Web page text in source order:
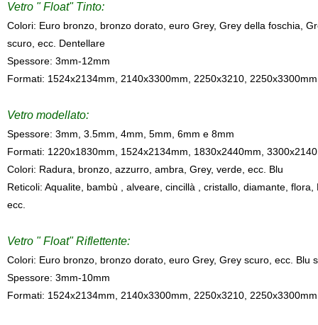
Vetro " Float" Tinto:
Colori: Euro bronzo, bronzo dorato, euro Grey, Grey della foschia,
scuro, ecc. Dentellare
Spessore: 3mm-12mm
Formati: 1524x2134mm, 2140x3300mm, 2250x3210,
Vetro modellato:
Spessore: 3mm, 3.5mm, 4mm, 5mm, 6mm e 8mm
Formati: 1220x1830mm, 1524x2134mm, 1830x2440mm,
Colori: Radura, bronzo, azzurro, ambra, Grey, verde, ecc. Blu
Reticoli: Aqualite, bambù , alveare, cincillà , cristallo, diamante,
ecc.
Vetro " Float" Riflettente:
Colori: Euro bronzo, bronzo dorato, euro Grey, Grey scuro, ecc.
Spessore: 3mm-10mm
Formati: 1524x2134mm, 2140x3300mm, 2250x3210,